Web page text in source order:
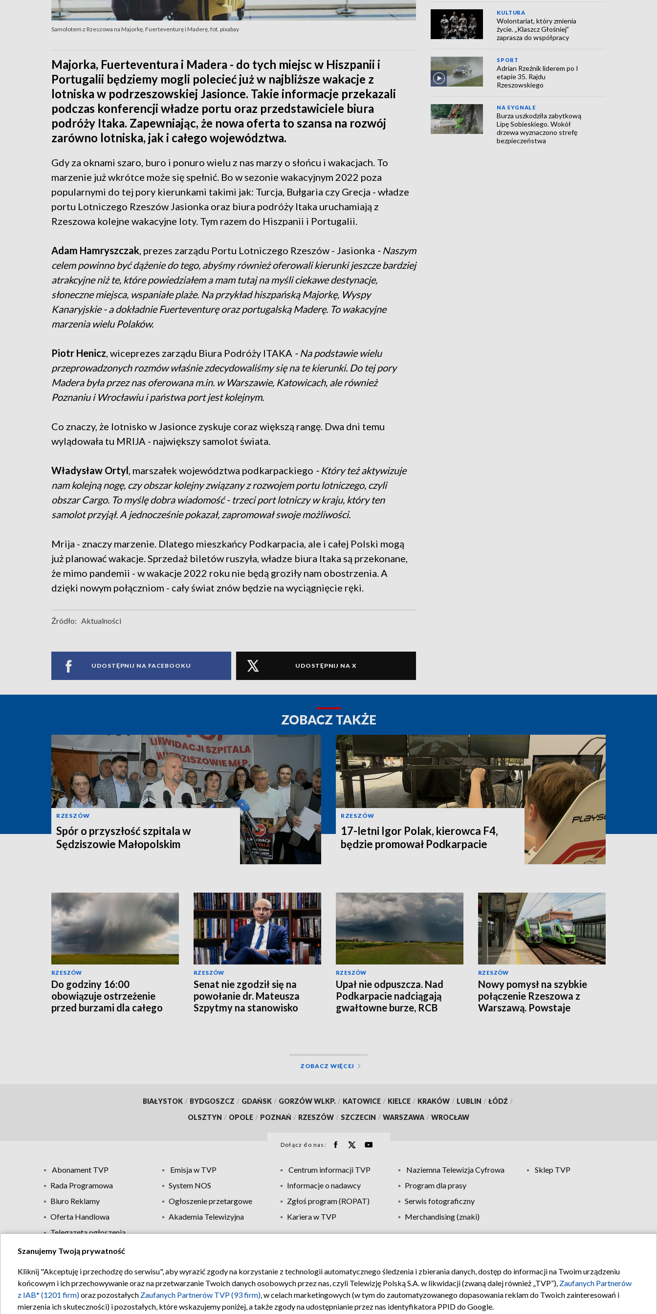
Samolotem z Rzeszowa na Majorkę, Fuerteventurę i Maderę, fot. pixabay
Majorka, Fuerteventura i Madera - do tych miejsc w Hiszpanii i
Portugalii będziemy mogli polecieć już w najbliższe wakacje z
lotniska w podrzeszowskiej Jasionce. Takie informacje przekazali
podczas konferencji władze portu oraz przedstawiciele biura
podróży Itaka. Zapewniając, że nowa oferta to szansa na rozwój
zarówno lotniska, jak i całego województwa.
Gdy za oknami szaro, buro i ponuro wielu z nas marzy o słońcu i wakacjach. To
marzenie już wkrótce może się spełnić. Bo w sezonie wakacyjnym 2022 poza
popularnymi do tej pory kierunkami takimi jak: Turcja, Bułgaria czy Grecja - władze
portu Lotniczego Rzeszów Jasionka oraz biura podróży Itaka uruchamiają z
Rzeszowa kolejne wakacyjne loty. Tym razem do Hiszpanii i Portugalii.
Adam Hamryszczak , prezes zarządu Portu Lotniczego Rzeszów - Jasionka - Naszym
celem powinno być dążenie do tego, abyśmy również oferowali kierunki jeszcze bardziej
atrakcyjne niż te, które powiedziałem a mam tutaj na myśli ciekawe destynacje,
słoneczne miejsca, wspaniałe plaże. Na przykład hiszpańską Majorkę, Wyspy
Kanaryjskie - a dokładnie Fuerteventurę oraz portugalską Maderę. To wakacyjne
marzenia wielu Polaków.
Piotr Henicz , wiceprezes zarządu Biura Podróży ITAKA - Na podstawie wielu
przeprowadzonych rozmów właśnie zdecydowaliśmy się na te kierunki. Do tej pory
Madera była przez nas oferowana m.in. w Warszawie, Katowicach, ale również
Poznaniu i Wrocławiu i państwa port jest kolejnym.
Co znaczy, że lotnisko w Jasionce zyskuje coraz większą rangę. Dwa dni temu
wylądowała tu MRIJA - największy samolot świata.
Władysław Ortyl , marszałek województwa podkarpackiego - Który też aktywizuje
nam kolejną nogę, czy obszar kolejny związany z rozwojem portu lotniczego, czyli
obszar Cargo. To myślę dobra wiadomość - trzeci port lotniczy w kraju, który ten
samolot przyjął. A jednocześnie pokazał, zapromował swoje możliwości.
Mrija - znaczy marzenie. Dlatego mieszkańcy Podkarpacia, ale i całej Polski mogą
już planować wakacje. Sprzedaż biletów ruszyła, władze biura Itaka są przekonane,
że mimo pandemii - w wakacje 2022 roku nie będą groziły nam obostrzenia. A
dzięki nowym połączniom - cały świat znów będzie na wyciągnięcie ręki.
Źródło: Aktualności
UDOSTĘPNIJ NA FACEBOOKU UDOSTĘPNIJ NA X
KULTURA
Wolontariat, który zmienia
życie. „Klaszcz Głośniej”
zaprasza do współpracy
SPORT
Adrian Rzeźnik liderem po I
etapie 35. Rajdu
Rzeszowskiego
NA SYGNALE
Burza uszkodziła zabytkową
Lipę Sobieskiego. Wokół
drzewa wyznaczono strefę
bezpieczeństwa
ZOBACZ TAKŻE
RZESZÓW
Spór o przyszłość szpitala w
Sędziszowie Małopolskim
RZESZÓW
17-letni Igor Polak, kierowca F4,
będzie promował Podkarpacie
RZESZÓW
Do godziny 16:00
obowiązuje ostrzeżenie
przed burzami dla całego
RZESZÓW
Senat nie zgodził się na
powołanie dr. Mateusza
Szpytmy na stanowisko
RZESZÓW
Upał nie odpuszcza. Nad
Podkarpacie nadciągają
gwałtowne burze, RCB
RZESZÓW
Nowy pomysł na szybkie
połączenie Rzeszowa z
Warszawą. Powstaje
ZOBACZ WIĘCEJ
BIAŁYSTOK / BYDGOSZCZ / GDAŃSK / GORZÓW WLKP. / KATOWICE / KIELCE / KRAKÓW / LUBLIN / ŁÓDŹ /
OLSZTYN / OPOLE / POZNAŃ / RZESZÓW / SZCZECIN / WARSZAWA / WROCŁAW
Dołącz do nas:
Abonament TVP Emisja w TVP Centrum informacji TVP Naziemna Telewizja Cyfrowa
Sklep TVP
Rada Programowa
System NOS Informacje o nadawcy
Program dla prasy
Biuro Reklamy
Ogłoszenie przetargowe Zgłoś program (ROPAT)
Serwis fotograficzny
Oferta Handlowa
Akademia Telewizyjna Kariera w TVP
Merchandising (znaki)
Telegazeta ogłoszenia
Regulamin TVP Polityka prywatności Moje zgody Pomoc Biuro reklamy Kontakt
Szanujemy Twoją prywatność
Kliknij "Akceptuję i przechodzę do serwisu", aby wyrazić zgody na korzystanie z technologii automatycznego śledzenia i zbierania danych, dostęp do informacji na Twoim urządzeniu
końcowym i ich przechowywanie oraz na przetwarzanie Twoich danych osobowych przez nas, czyli Telewizję Polską S.A. w likwidacji (zwaną dalej również „TVP”), Zaufanych Partnerów
z IAB* (1201 firm)oraz pozostałych Zaufanych Partnerów TVP (93 firm), w celach marketingowych (w tym do zautomatyzowanego dopasowania reklam do Twoich zainteresowań i
mierzenia ich skuteczności) i pozostałych, które wskazujemy poniżej, a także zgody na udostępnianie przez nas identyfikatora PPID do Google.